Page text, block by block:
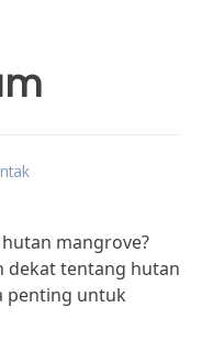
mangrove?
dekat tentang hutan
penting untuk